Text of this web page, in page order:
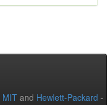
MIT and Hewlett-Packard -